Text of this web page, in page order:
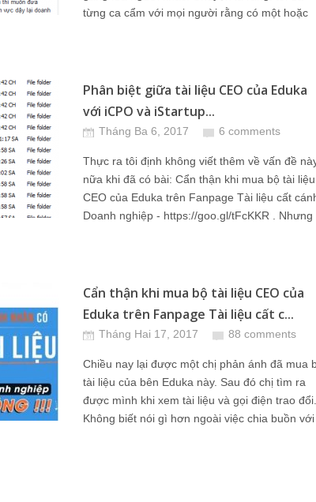
từng ca cẩm với mọi người rằng có một hoặc
Phân biệt giữa tài liệu CEO của Eduka
với iCPO và iStartup...
Tháng Ba 6, 2017 6 comments
Thực ra tôi định không viết thêm về vấn đề
nữa khi đã có bài: Cẩn thận khi mua bộ tài liệu
CEO của Eduka trên Fanpage Tài liệu cất
Doanh nghiệp - https://goo.gl/tFcKKR . Nhưng
Cẩn thận khi mua bộ tài liệu CEO của
Eduka trên Fanpage Tài liệu cất c...
Tháng Hai 17, 2017 88 comments
Chiều nay lại được một chị phản ánh đã mua
tài liệu của bên Eduka này. Sau đó chị tìm ra
được mình khi xem tài liệu và gọi điện trao đổi.
Không biết nói gì hơn ngoài việc chia buồn với